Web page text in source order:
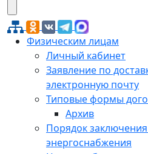
Физическим лицам
Личный кабинет
Заявление по
электронную почту
Типовые формы
Архив
Порядок
энергоснабжения